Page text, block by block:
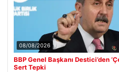
08/08/2026
BBP Genel Başkanı Destici’den
Sert Tepki